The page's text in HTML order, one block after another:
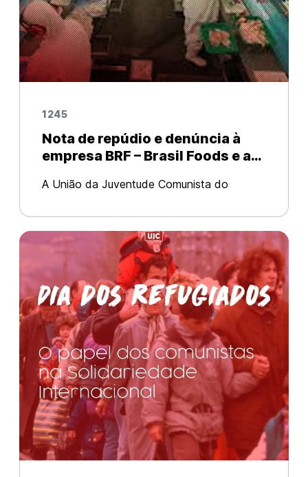
1245
Nota de repúdio e denúncia à
empresa BRF – Brasil Foods e a
haitiano Djimy Cosmeus
A União da Juventude Comunista do
repúdio e denúncia em decorrência da
agressão física cometida por três
seguranças da empresa privada G4S Brasil.